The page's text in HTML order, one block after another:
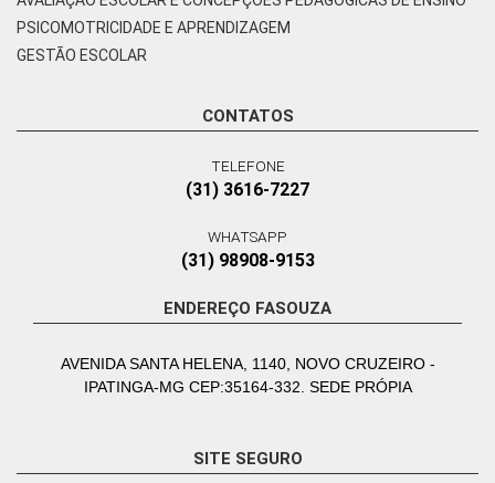
PSICOMOTRICIDADE E APRENDIZAGEM
GESTÃO ESCOLAR
CONTATOS
TELEFONE
(31) 3616-7227
WHATSAPP
(31) 98908-9153
ENDEREÇO FASOUZA
AVENIDA SANTA HELENA, 1140, NOVO CRUZEIRO -
IPATINGA-MG CEP:35164-332. SEDE PRÓPIA
SITE SEGURO